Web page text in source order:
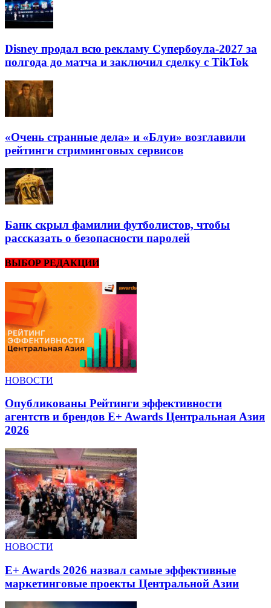
Disney продал всю рекламу Супербоула-2027 за
полгода до матча и заключил сделку с TikTok
«Очень странные дела» и «Блуи» возглавили
рейтинги стриминговых сервисов
Банк скрыл фамилии футболистов, чтобы
рассказать о безопасности паролей
ВЫБОР РЕДАКЦИИ
НОВОСТИ
Опубликованы Рейтинги эффективности
агентств и брендов E+ Awards Центральная Азия
2026
НОВОСТИ
E+ Awards 2026 назвал самые эффективные
маркетинговые проекты Центральной Азии